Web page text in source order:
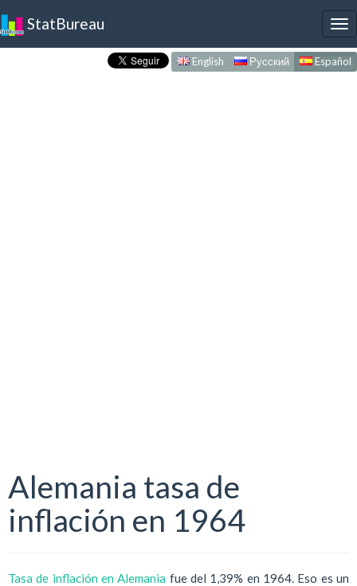
StatBureau
English Русский Español
Alemania tasa de
inflación en 1964
Tasa de inflación en Alemania fue del 1,39% en 1964. Eso es un